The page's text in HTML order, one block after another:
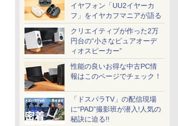
イヤフォン「UU2イヤーカ
フ」をイヤカフマニアが語る
クリエイティブが作った2万
円台の“小さなピュアオーデ
ィオスピーカー”
性能の良いお得な中古PC情
報はこのページでチェック！
「ドスパラTV」の配信現場
に“PAD”撮影班が潜入!人気の
秘訣に迫る!!